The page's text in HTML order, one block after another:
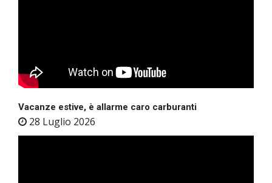
Vacanze estive, è allarme caro carburanti
28 Luglio 2026